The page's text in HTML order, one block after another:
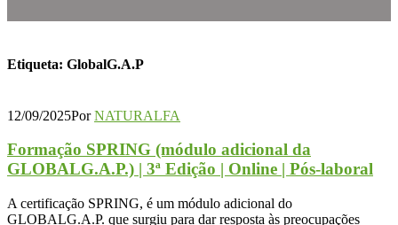
Etiqueta: GlobalG.A.P
12/09/2025PorNATURALFA
Formação SPRING (módulo adicional da
GLOBALG.A.P.) | 3ª Edição | Online | Pós-laboral
A certificação SPRING, é um módulo adicional do
GLOBALG.A.P. que surgiu para dar resposta às preocupações